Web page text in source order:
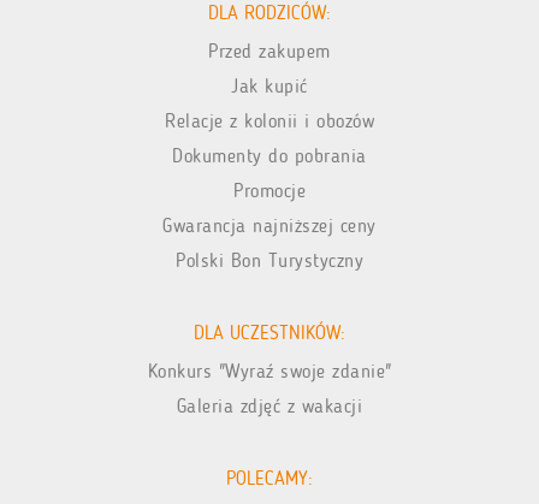
DLA RODZICÓW:
Przed zakupem
Jak kupić
Relacje z kolonii i obozów
Dokumenty do pobrania
Promocje
Gwarancja najniższej ceny
Polski Bon Turystyczny
DLA UCZESTNIKÓW:
Konkurs "Wyraź swoje zdanie"
Galeria zdjęć z wakacji
POLECAMY: